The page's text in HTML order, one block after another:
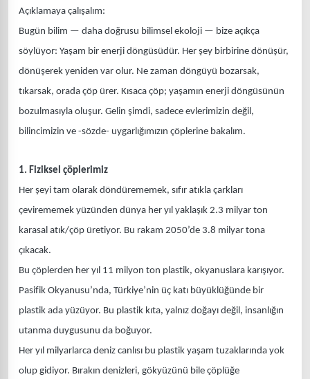
Açıklamaya çalışalım:
Bugün bilim — daha doğrusu bilimsel ekoloji — bize açıkça
söylüyor: Yaşam bir enerji döngüsüdür. Her şey birbirine dönüşür,
dönüşerek yeniden var olur. Ne zaman döngüyü bozarsak,
tıkarsak, orada çöp ürer. Kısaca çöp; yaşamın enerji döngüsünün
bozulmasıyla oluşur. Gelin şimdi, sadece evlerimizin değil,
bilincimizin ve -sözde- uygarlığımızın çöplerine bakalım.
1. Fiziksel çöplerimiz
Her şeyi tam olarak döndürememek, sıfır atıkla çarkları
çevirememek yüzünden dünya her yıl yaklaşık 2.3 milyar ton
karasal atık/çöp üretiyor. Bu rakam 2050’de 3.8 milyar tona
çıkacak.
Bu çöplerden her yıl 11 milyon ton plastik, okyanuslara karışıyor.
Pasifik Okyanusu’nda, Türkiye’nin üç katı büyüklüğünde bir
plastik ada yüzüyor. Bu plastik kıta, yalnız doğayı değil, insanlığın
utanma duygusunu da boğuyor.
Her yıl milyarlarca deniz canlısı bu plastik yaşam tuzaklarında yok
olup gidiyor. Bırakın denizleri, gökyüzünü bile çöplüğe